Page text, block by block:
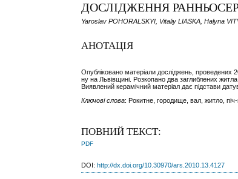
ДОСЛІДЖЕННЯ
Yaroslav POHORALSKYI, Vitaliy LIASKA, Halyna
АНОТАЦІЯ
Опубліковано матеріали досліджень, проведених
ну на Львівщині. Розкопано два заглиблених
Виявлений керамічний матеріал дає підстави
Ключові слова: Рокитне, городище, вал, житло, піч-
ПОВНИЙ ТЕКСТ:
PDF
DOI: http://dx.doi.org/10.30970/ars.2010.13.4127